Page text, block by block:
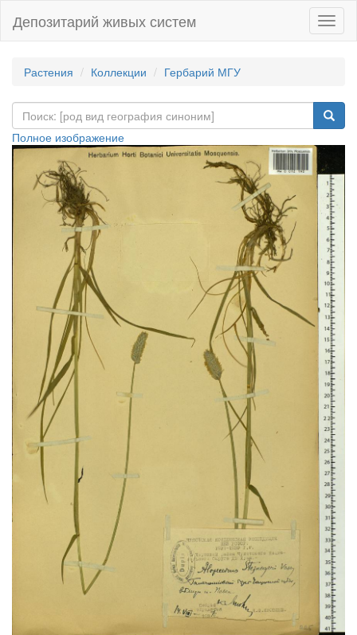
Депозитарий живых систем
Растения Коллекции Гербарий МГУ
Полное изображение